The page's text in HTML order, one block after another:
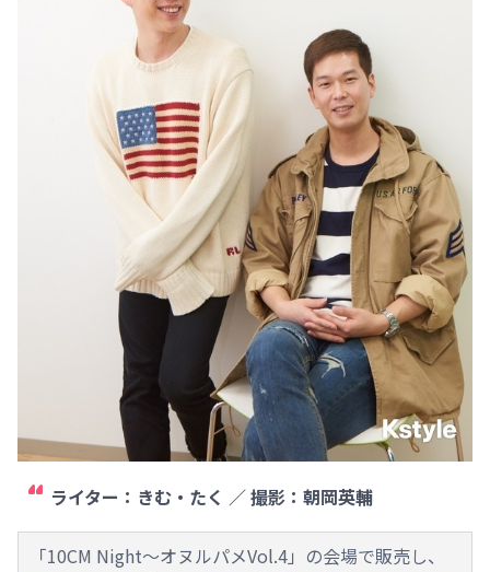
ライター：きむ・たく ／ 撮影：朝岡英輔
「10CM Night～オヌルパメVol.4」の会場で販売し、